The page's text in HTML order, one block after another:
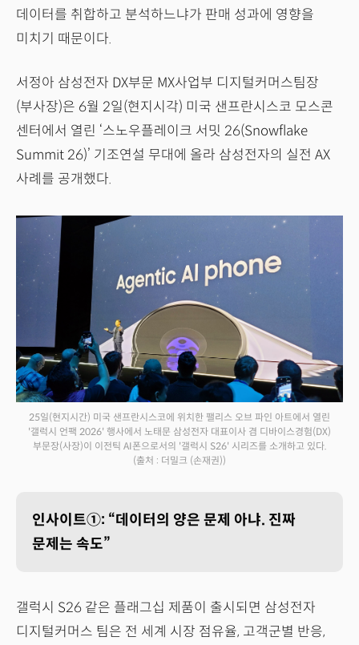
데이터를 취합하고 분석하느냐가 판매 성과에 영향을
미치기 때문이다.
서정아 삼성전자 DX부문 MX사업부 디지털커머스팀장
(부사장)은 6월 2일(현지시각) 미국 샌프란시스코 모스콘
센터에서 열린 ‘스노우플레이크 서밋 26(Snowflake
Summit 26)’ 기조연설 무대에 올라 삼성전자의 실전 AX
사례를 공개했다.
25일(현지시간) 미국 샌프란시스코에 위치한 팰리스 오브 파인 아트에서 열린
'갤럭시 언팩 2026' 행사에서 노태문 삼성전자 대표이사 겸 디바이스경험(DX)
부문장(사장)이 이전틱 AI폰으로서의 '갤럭시 S26' 시리즈를 소개하고 있다.
(출처 : 더밀크 (손재권))
인사이트①: “데이터의 양은 문제 아냐. 진짜
문제는 속도”
갤럭시 S26 같은 플래그십 제품이 출시되면 삼성전자
디지털커머스 팀은 전 세계 시장 점유율, 고객군별 반응,